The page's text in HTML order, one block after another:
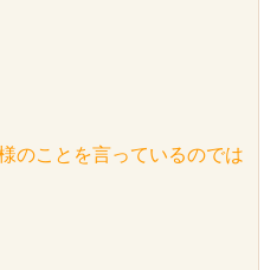
のことを言っているのでは